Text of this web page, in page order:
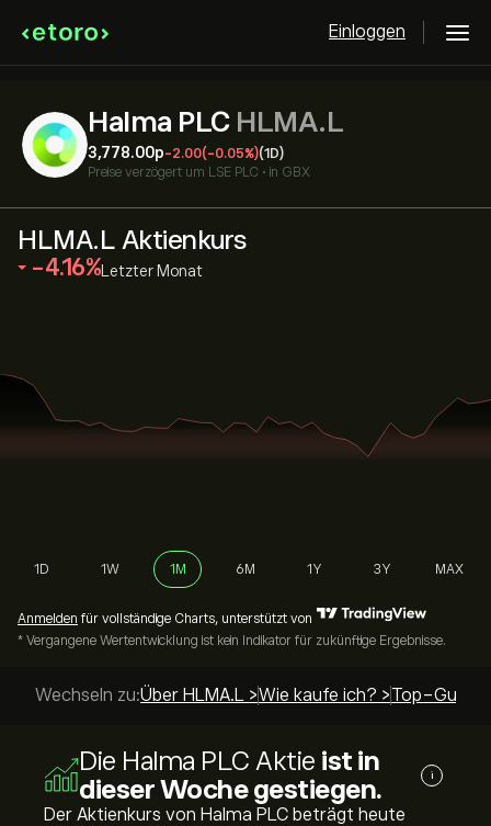
Einloggen
Halma PLC HLMA.L
3,778.00‎p‎-2.00(-0.05%)(1D)
Preise verzögert um LSE PLC • in GBX
HLMA.L Aktienkurs
‎-4.16‎ Letzter Monat
1D 1W 1M 6M 1Y 3Y MAX
Anmelden für vollständige Charts, unterstützt von
* Vergangene Wertentwicklung ist kein Indikator für zukünftige Ergebnisse.
Wechseln zu:Über HLMA.L >Wie kaufe ich? >Top-Guides
Die Halma PLC Aktie ist in
dieser Woche gestiegen.
i
Der Aktienkurs von Halma PLC beträgt heute